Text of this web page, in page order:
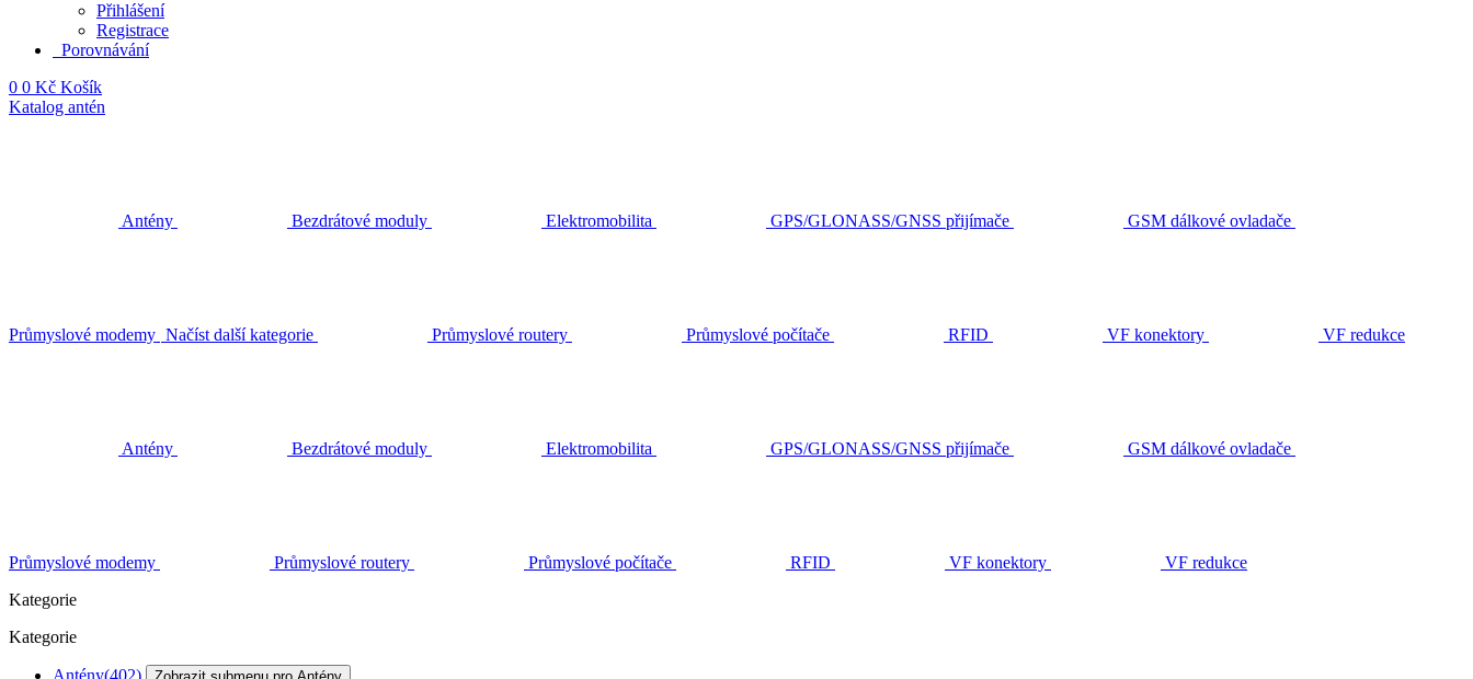
Přihlášení
Registrace
Porovnávání
0 0 Kč Košík
Katalog antén
Antény Bezdrátové moduly Elektromobilita GPS/GLONASS/GNSS přijímače GSM dálkové ovladače
Průmyslové modemy Načíst další kategorie Průmyslové routery Průmyslové počítače RFID VF konektory VF redukce
Antény Bezdrátové moduly Elektromobilita GPS/GLONASS/GNSS přijímače GSM dálkové ovladače
Průmyslové modemy Průmyslové routery Průmyslové počítače RFID VF konektory
VF redukce
Kategorie
Kategorie
Antény(402)